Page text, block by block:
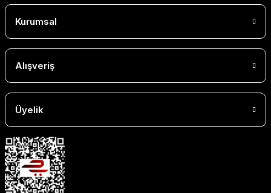
Kurumsal
Alışveriş
Üyelik